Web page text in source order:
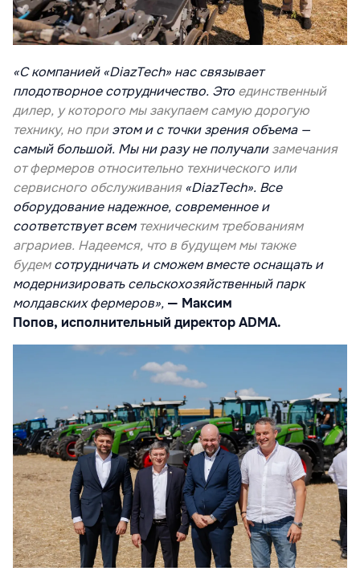
«С компанией «DiazTech» нас связывает
плодотворное сотрудничество. Это единственный
дилер, у которого мы закупаем самую дорогую
технику, но приэтом и с точки зрения объема —
самый большой. Мы ни разу не получализамечания
от фермеров относительно технического или
сервисного обслуживания«DiazTech». Все
оборудование надежное, современное и
соответствует всем техническим требованиям
аграриев. Надеемся, что в будущем мы также
будемсотрудничать и сможем вместе оснащать и
модернизироватьсельскохозяйственный парк
молдавских фермеров», — Максим
Попов, исполнительный директор ADMA.